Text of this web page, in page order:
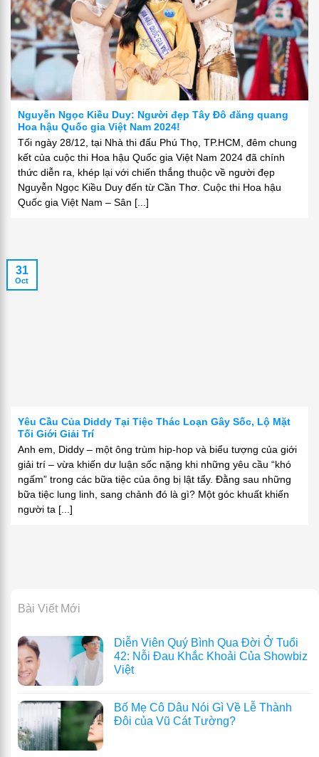
Nguyễn Ngọc Kiều Duy: Người đẹp Tây Đô đăng quang
Hoa hậu Quốc gia Việt Nam 2024!
Tối ngày 28/12, tại Nhà thi đấu Phú Thọ, TP.HCM, đêm chung
kết của cuộc thi Hoa hậu Quốc gia Việt Nam 2024 đã chính
thức diễn ra, khép lại với chiến thắng thuộc về người đẹp
Nguyễn Ngọc Kiều Duy đến từ Cần Thơ. Cuộc thi Hoa hậu
Quốc gia Việt Nam – Sân [...]
Yêu Cầu Của Diddy Tại Tiệc Thác Loạn Gây Sốc, Lộ Mặt
Tối Giới Giải Trí
Anh em, Diddy – một ông trùm hip-hop và biểu tượng của giới
giải trí – vừa khiến dư luận sốc nặng khi những yêu cầu “khó
ngấm” trong các bữa tiệc của ông bị lật tẩy. Đằng sau những
bữa tiệc lung linh, sang chảnh đó là gì? Một góc khuất khiến
người ta [...]
31
Oct
Bài Viết Mới
Diễn Viên Quý Bình Qua Đời Ở Tuổi
42: Nỗi Đau Khắc Khoải Của Showbiz
Việt
Bố Mẹ Cô Dâu Nói Gì Về Lễ Thành
Đôi của Vũ Cát Tường?